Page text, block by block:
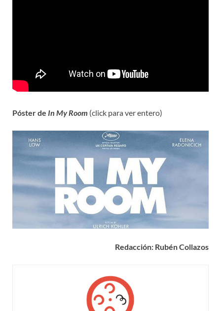
Póster de In My Room (click para ver entero)
Redacción: Rubén Collazos